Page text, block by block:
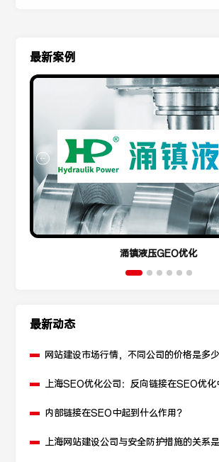
最新案例
涌镇液压GEO优化
最新动态
网站建设市场行情，不同公司的价格是多少
上海SEO优化公司：反向链接在SEO优化
内部链接在SEO中起到什么作用？
上海网站建设公司与安全防护措施的关系